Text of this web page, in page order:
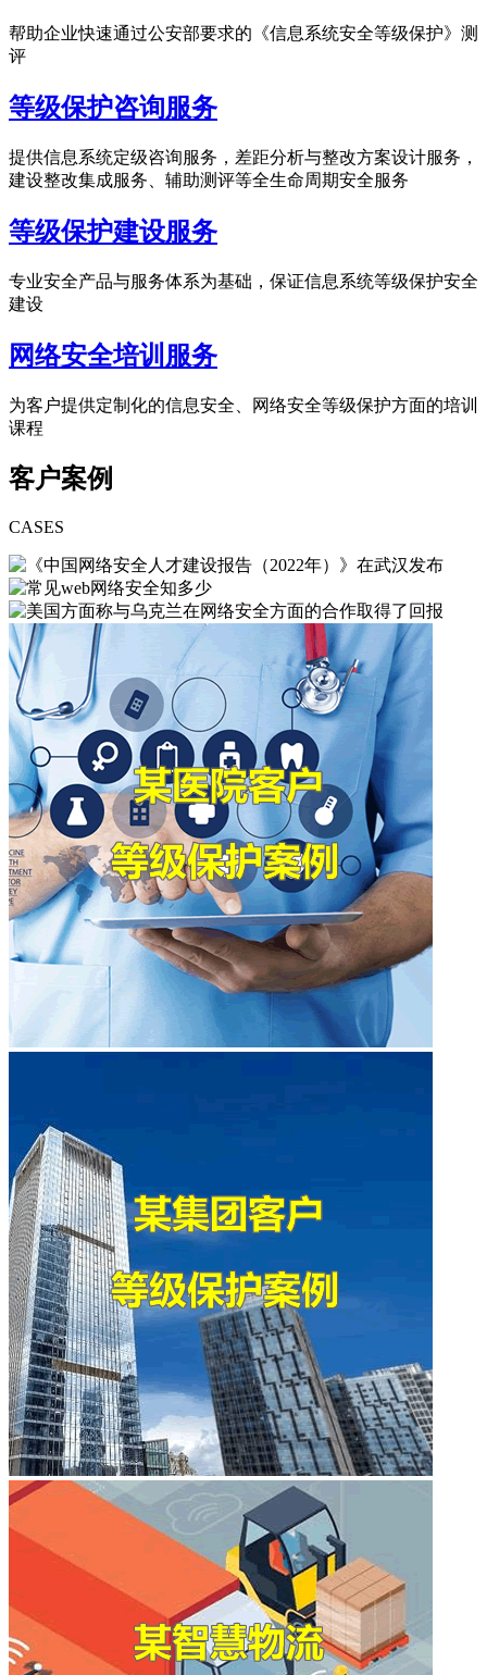
帮助企业快速通过公安部要求的《信息系统安全等级保护》测
评
等级保护咨询服务
提供信息系统定级咨询服务，差距分析与整改方案设计服务，
建设整改集成服务、辅助测评等全生命周期安全服务
等级保护建设服务
专业安全产品与服务体系为基础，保证信息系统等级保护安全
建设
网络安全培训服务
为客户提供定制化的信息安全、网络安全等级保护方面的培训
课程
客户案例
CASES